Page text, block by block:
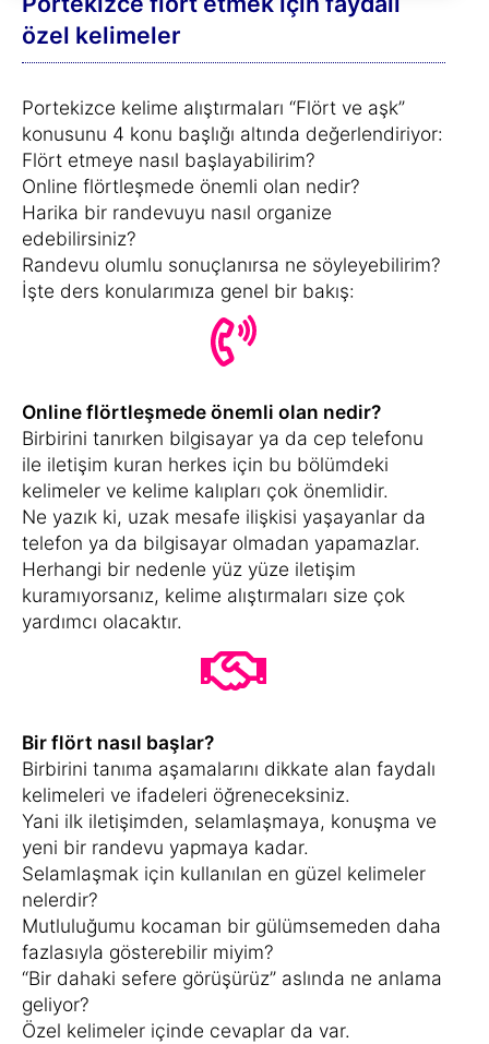
özel kelimeler
Portekizce kelime alıştırmaları “Flört ve aşk”
konusunu 4 konu başlığı altında değerlendiriyor:
Flört etmeye nasıl başlayabilirim?
Online flörtleşmede önemli olan nedir?
Harika bir randevuyu nasıl organize
edebilirsiniz?
Randevu olumlu sonuçlanırsa ne söyleyebilirim?
İşte ders konularımıza genel bir bakış:
Online flörtleşmede önemli olan nedir?
Birbirini tanırken bilgisayar ya da cep telefonu
ile iletişim kuran herkes için bu bölümdeki
kelimeler ve kelime kalıpları çok önemlidir.
Ne yazık ki, uzak mesafe ilişkisi yaşayanlar da
telefon ya da bilgisayar olmadan yapamazlar.
Herhangi bir nedenle yüz yüze iletişim
kuramıyorsanız, kelime alıştırmaları size çok
yardımcı olacaktır.
Bir flört nasıl başlar?
Birbirini tanıma aşamalarını dikkate alan faydalı
kelimeleri ve ifadeleri öğreneceksiniz.
Yani ilk iletişimden, selamlaşmaya, konuşma ve
yeni bir randevu yapmaya kadar.
Selamlaşmak için kullanılan en güzel kelimeler
nelerdir?
Mutluluğumu kocaman bir gülümsemeden daha
fazlasıyla gösterebilir miyim?
“Bir dahaki sefere görüşürüz” aslında ne anlama
geliyor?
Özel kelimeler içinde cevaplar da var.